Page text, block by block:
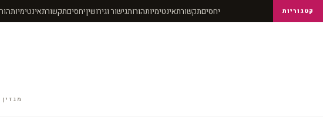
קטגוריות יחסיםתקשורתאינטימיותהורותגישור וגירושיןיחסיםתקשורתאינטימיות